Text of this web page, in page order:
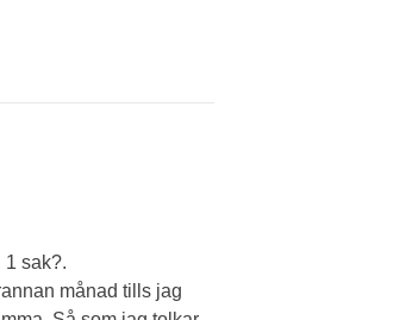
1 sak?.
månad tills jag